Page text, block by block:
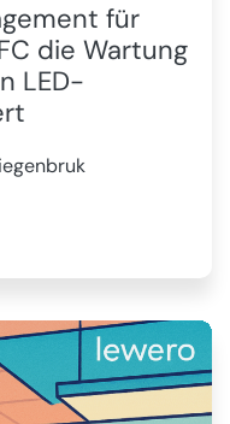
für
die Wartung
LED-